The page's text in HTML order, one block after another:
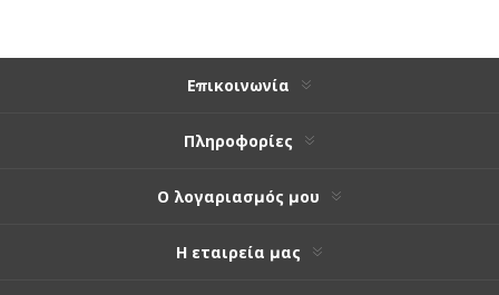
Επικοινωνία
Πληροφορίες
Ο λογαριασμός μου
Η εταιρεία μας